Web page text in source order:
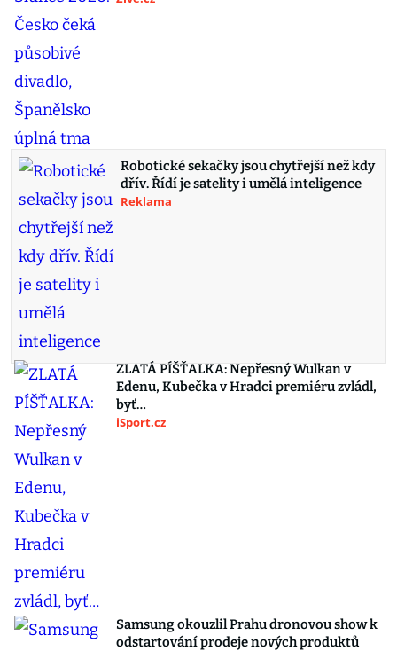
Robotické sekačky jsou chytřejší než kdy
dřív. Řídí je satelity i umělá inteligence
Reklama
ZLATÁ PÍŠŤALKA: Nepřesný Wulkan v
Edenu, Kubečka v Hradci premiéru zvládl,
byť…
iSport.cz
Samsung okouzlil Prahu dronovou show k
odstartování prodeje nových produktů